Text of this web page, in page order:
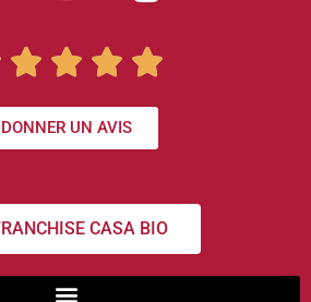
   
DONNER UN AVIS
CASA BIO